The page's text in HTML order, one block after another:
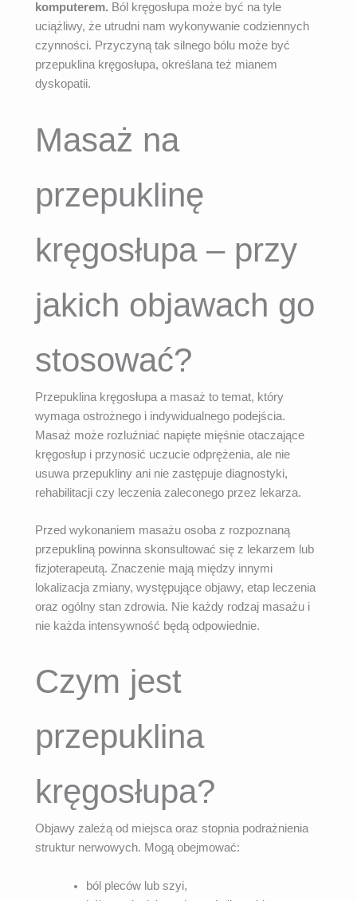
komputerem. Ból kręgosłupa może być na tyle
uciążliwy, że utrudni nam wykonywanie codziennych
czynności. Przyczyną tak silnego bólu może być
przepuklina kręgosłupa, określana też mianem
dyskopatii.
Masaż na
przepuklinę
kręgosłupa – przy
jakich objawach go
stosować?
Przepuklina kręgosłupa a masaż to temat, który
wymaga ostrożnego i indywidualnego podejścia.
Masaż może rozluźniać napięte mięśnie otaczające
kręgosłup i przynosić uczucie odprężenia, ale nie
usuwa przepukliny ani nie zastępuje diagnostyki,
rehabilitacji czy leczenia zaleconego przez lekarza.
Przed wykonaniem masażu osoba z rozpoznaną
przepukliną powinna skonsultować się z lekarzem lub
fizjoterapeutą. Znaczenie mają między innymi
lokalizacja zmiany, występujące objawy, etap leczenia
oraz ogólny stan zdrowia. Nie każdy rodzaj masażu i
nie każda intensywność będą odpowiednie.
Czym jest
przepuklina
kręgosłupa?
Objawy zależą od miejsca oraz stopnia podrażnienia
struktur nerwowych. Mogą obejmować:
ból pleców lub szyi,